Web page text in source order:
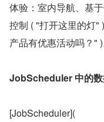
体验：室内导航、基
控制 ( "打开这里的灯"
产品有优惠活动吗？" )
JobScheduler 中的
[JobScheduler](